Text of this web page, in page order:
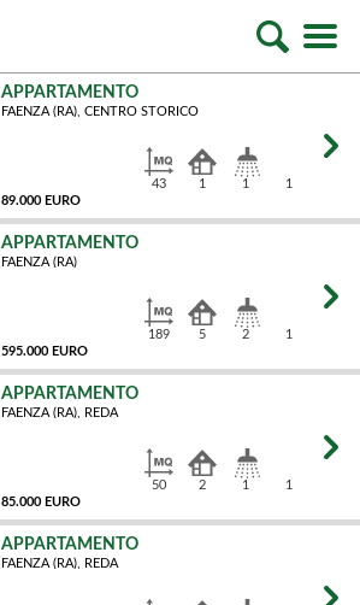
APPARTAMENTO
FAENZA (RA), CENTRO STORICO
89.000 EURO
43 1 1 1
APPARTAMENTO
FAENZA (RA)
595.000 EURO
189 5 2 1
APPARTAMENTO
FAENZA (RA), REDA
85.000 EURO
50 2 1 1
APPARTAMENTO
FAENZA (RA), REDA